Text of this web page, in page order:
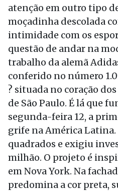
atenção em outro tipo
moçadinha descolada
intimidade com os
questão de andar na
trabalho da alemã
conferido no número
? situada no coração
de São Paulo. É lá que
segunda-feira 12, a
grife na América Latina.
quadrados e exigiu
milhão. O projeto é
em Nova York. Na
predomina a cor preta,